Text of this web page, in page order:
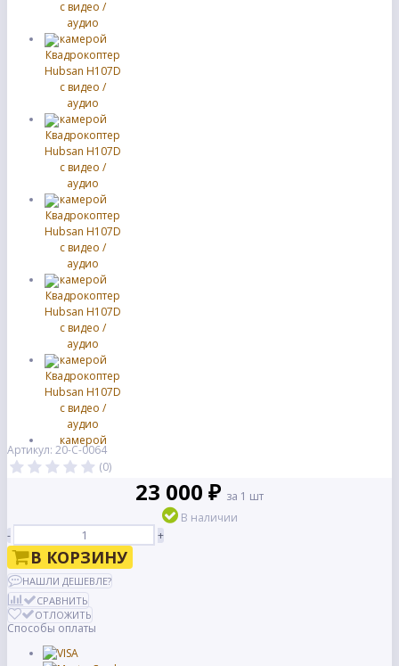
Артикул: 20-С-0064
(0)
23 000 ₽ за 1 шт
В наличии
-
+
В КОРЗИНУ
НАШЛИ ДЕШЕВЛЕ?
СРАВНИТЬ
ОТЛОЖИТЬ
Способы оплаты